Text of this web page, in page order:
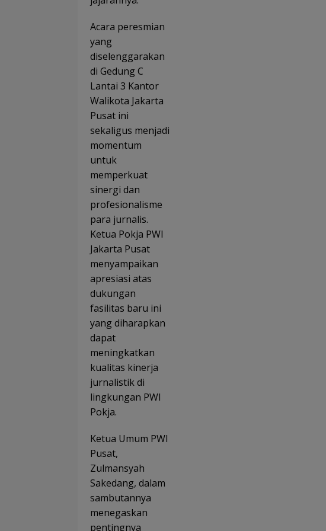
Acara peresmian
yang
diselenggarakan
di Gedung C
Lantai 3 Kantor
Walikota Jakarta
Pusat ini
sekaligus menjadi
momentum
untuk
memperkuat
sinergi dan
profesionalisme
para jurnalis.
Ketua Pokja PWI
Jakarta Pusat
menyampaikan
apresiasi atas
dukungan
fasilitas baru ini
yang diharapkan
dapat
meningkatkan
kualitas kinerja
jurnalistik di
lingkungan PWI
Pokja.
Ketua Umum PWI
Pusat,
Zulmansyah
Sakedang, dalam
sambutannya
menegaskan
pentingnya